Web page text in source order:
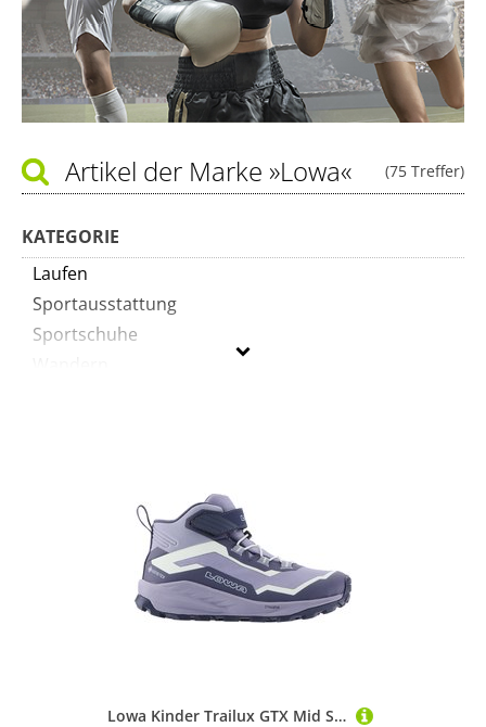
(75 Treffer)
Artikel der Marke »Lowa«
KATEGORIE
Laufen
Sportausstattung
Sportschuhe
Lowa Kinder Trailux GTX Mid Schuhe